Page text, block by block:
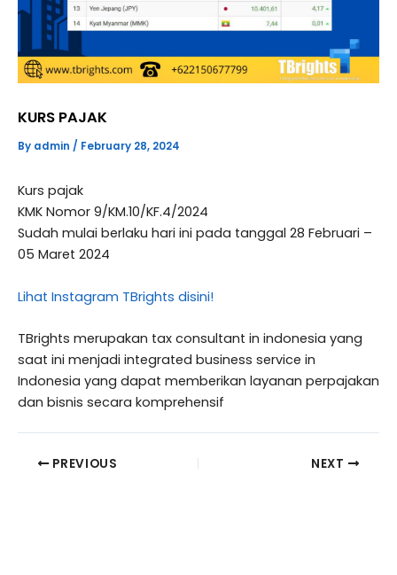
KURS PAJAK
By admin / February 28, 2024
Kurs pajak
KMK Nomor 9/KM.10/KF.4/2024
Sudah mulai berlaku hari ini pada tanggal 28 Februari –
05 Maret 2024
Lihat Instagram TBrights disini!
TBrights merupakan tax consultant in indonesia yang
saat ini menjadi integrated business service in
Indonesia yang dapat memberikan layanan perpajakan
dan bisnis secara komprehensif
PREVIOUS NEXT